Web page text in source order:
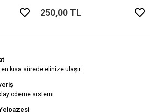
250,00 TL
kısa sürede elinize ulaşır.
ödeme sistemi